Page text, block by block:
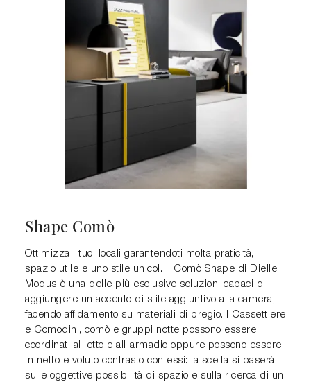
Shape Comò
Ottimizza i tuoi locali garantendoti molta praticità,
spazio utile e uno stile unico!. Il Comò Shape di Dielle
Modus è una delle più esclusive soluzioni capaci di
aggiungere un accento di stile aggiuntivo alla camera,
facendo affidamento su materiali di pregio. I Cassettiere
e Comodini, comò e gruppi notte possono essere
coordinati al letto e all'armadio oppure possono essere
in netto e voluto contrasto con essi: la scelta si baserà
sulle oggettive possibilità di spazio e sulla ricerca di un